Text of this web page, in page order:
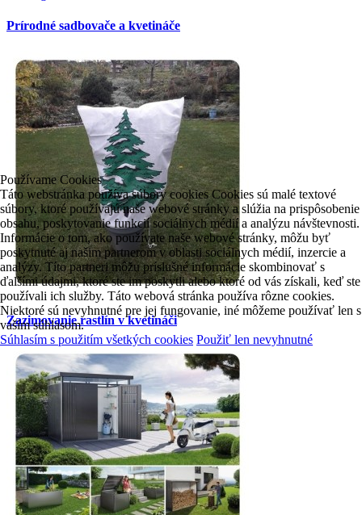
Prírodné sadbovače a kvetináče
Zazimovanie rastlín v kvetináči
Používame Cookies
Táto webstránka používa súbory cookies Cookies sú malé textové
súbory, ktoré používajú naše webové stránky a slúžia na prispôsobenie
obsahu, poskytovanie funkcií sociálnych médií a analýzu návštevnosti.
Informácie o tom, ako používate naše webové stránky, môžu byť
poskytnuté aj našim partnerom v oblasti sociálnych médií, inzercie a
analýzy. Títo partneri môžu príslušné informácie skombinovať s
ďalšími údajmi, ktoré ste im poskytli alebo ktoré od vás získali, keď ste
používali ich služby. Táto webová stránka používa rôzne cookies.
Niektoré sú nevyhnutné pre jej fungovanie, iné môžeme používať len s
vaším súhlasom.
Súhlasím s použitím všetkých cookies Použiť len nevyhnutné